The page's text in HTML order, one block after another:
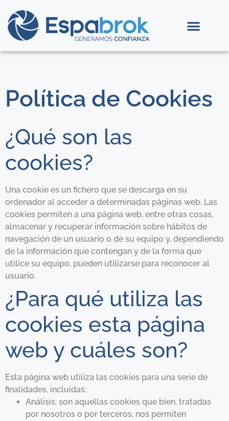
Política de Cookies
¿Qué son las
cookies?
Una cookie es un fichero que se descarga en su
ordenador al acceder a determinadas páginas web. Las
cookies permiten a una página web, entre otras cosas,
almacenar y recuperar información sobre hábitos de
navegación de un usuario o de su equipo y, dependiendo
de la información que contengan y de la forma que
utilice su equipo, pueden utilizarse para reconocer al
usuario.
¿Para qué utiliza las
cookies esta página
web y cuáles son?
Esta página web utiliza las cookies para una serie de
finalidades, incluidas:
Análisis: son aquellas cookies que bien, tratadas
por nosotros o por terceros, nos permiten